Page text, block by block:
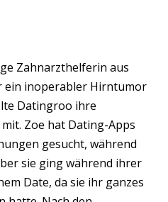
Zahnarzthelferin aus
ein inoperabler Hirntumor
Datingroo ihre
Zoe hat Dating-Apps
gesucht, während
sie ging während ihrer
Date, da sie ihr ganzes